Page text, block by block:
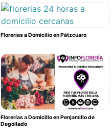
Florerías a Domicilio en Pátzcuaro
Florerías a Domicilio en Penjamillo de
Degollado